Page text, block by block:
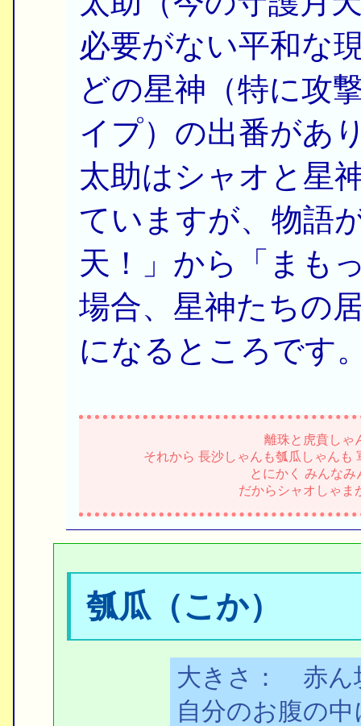
必要がない平和な
どの星神（特に攻
イプ）の出番があ
太助はシャオと星
ていますが、物語
天！」から「まも
場合、星神たちの
になるところです
離珠と虎賁しゃ
それから 長沙しゃんも瓠瓜しゃんも
とにかく みんな
だからシャオしゃま
瓠瓜（こか）
大きさ： 赤ん
自分のお腹の